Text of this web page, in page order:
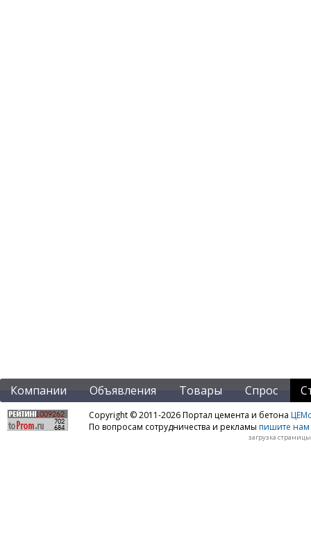
Компании Объявления Товары Спрос
Copyright © 2011-2026 Портал цемента и бетона
По вопросам сотрудничества и рекламы пишите нам
загрузка